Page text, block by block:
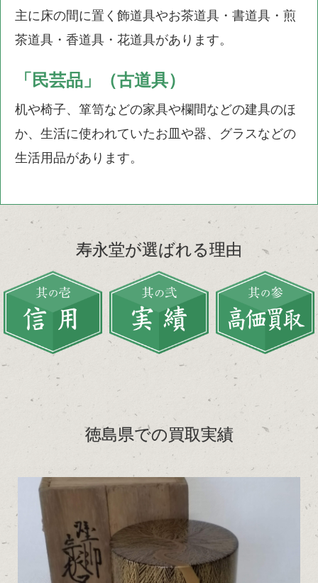
主に床の間に置く飾道具やお茶道具・書道具・煎
茶道具・香道具・花道具があります。
「民芸品」（古道具）
机や椅子、箪笥などの家具や欄間などの建具のほ
か、生活に使われていたお皿や器、グラスなどの
生活用品があります。
寿永堂が選ばれる理由
徳島県での買取実績